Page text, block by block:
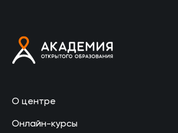
О центре
Онлайн-курсы